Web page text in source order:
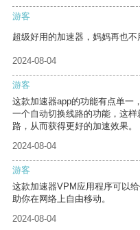
游客
超级好用的加速器，妈妈再也不
2024-08-04
游客
这款加速器app的功能有点单一
一个自动切换线路的功能，这
路，从而获得更好的加速效果。
2024-08-04
游客
这款加速器VPM应用程序可以
助你在网络上自由移动。
2024-08-04